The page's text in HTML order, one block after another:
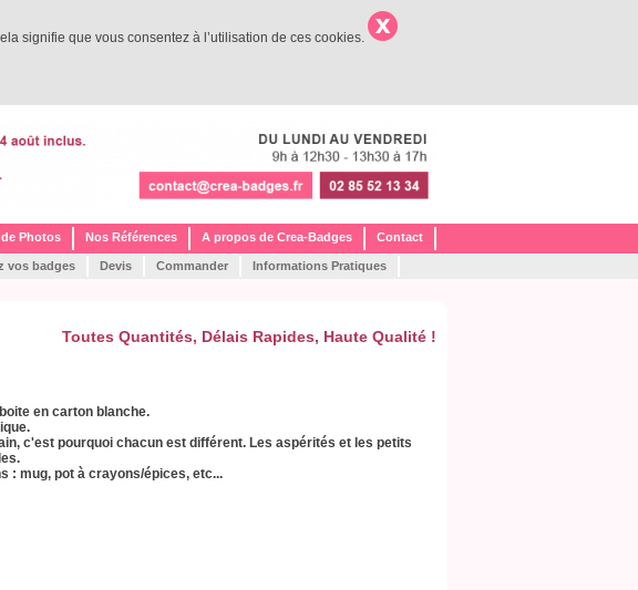
signifie que vous consentez à l’utilisation de ces cookies.
Photos Nos Références A propos de Crea-Badges Contact
vos badges Devis Commander Informations Pratiques
Toutes Quantités, Délais Rapides, Haute Qualité !
en carton blanche.
.
c'est pourquoi chacun est différent. Les aspérités et les petits
: mug, pot à crayons/épices, etc...